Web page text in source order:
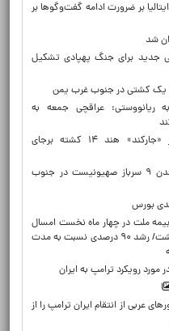
بر ضرورت ادامه گفت‌وگوها بر
شد
جدید برای جنگ پهپادی تشکیل
یک کشتی در جنوب غرب یمن
ریانووستی: عراقچی جمعه به
اصابت صاعقه در «جارکند» هند ۱۴ کشته برجای
کشته و زخمی شدن ۹ سرباز صهیونیست در جنوب
ملت در چهار ماه نخست امسال
از ۱۴.۵ همت گذشت/ رشد ۹۰ درصدی نسبت به مدت
عربی از انتقام ایران ترامپ را از